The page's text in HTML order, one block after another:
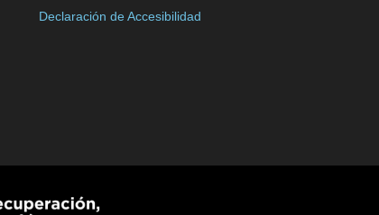
Declaración de Accesibilidad